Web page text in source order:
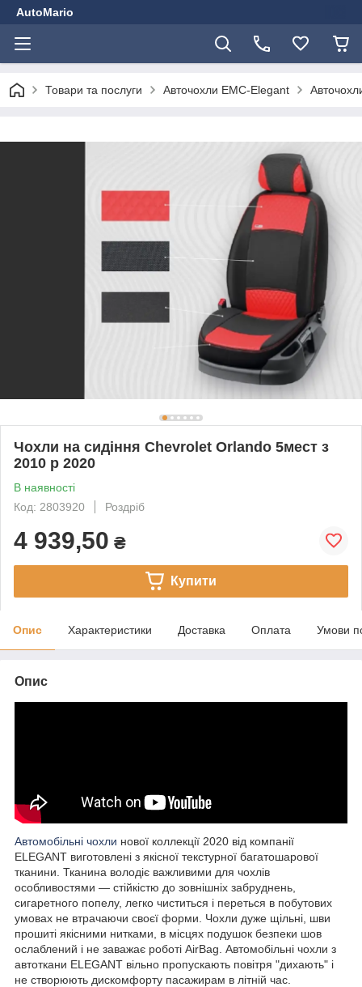
AutoMario
Товари та послуги Авточохли EMC-Elegant
Чохли на сидіння Chevrolet Orlando 5мест з
2010 р 2020
В наявності
Код: 2803920
Роздріб
4 939,50 ₴
Купити
Опис Характеристики Доставка Оплата Умови
Опис
Автомобільні чохли нової коллекції 2020 від компанії
ELEGANT виготовлені з якісної текстурної багатошарової
тканини. Тканина володіє важливими для чохлів
особливостями — стійкістю до зовнішніх забруднень,
сигаретного попелу, легко чиститься і переться в побутових
умовах не втрачаючи своєї форми. Чохли дуже щільні, шви
прошиті якісними нитками, в місцях подушок безпеки шов
ослаблений і не заважає роботі AirBag. Автомобільні чохли з
автоткани ELEGANT вільно пропускають повітря "дихають" і
не створюють дискомфорту пасажирам в літній час.